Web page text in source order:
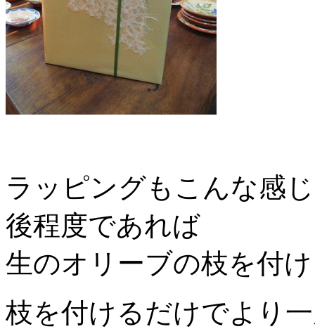
ラッピングもこんな感
後程度であれば
生のオリーブの枝を付
枝を付けるだけでより